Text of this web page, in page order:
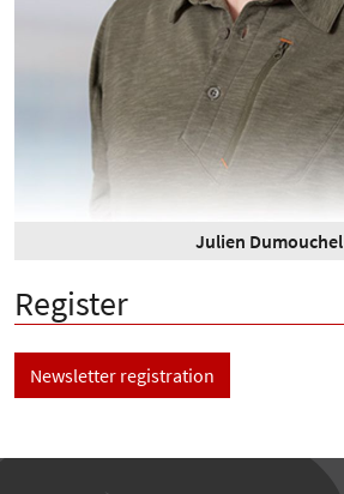
Julien Dumouchel
Register
Newsletter registration